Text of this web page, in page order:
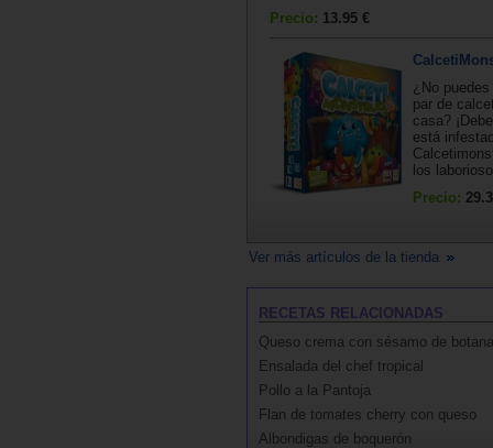
Precio: 13.95 €
¿No
par de
casa?
está
los
Precio:
Ver más artículos de la tienda
RECETAS RELACIONADAS
Queso crema con sésamo de botana
Ensalada del chef tropical
Pollo a la Pantoja
Flan de tomates cherry con queso
Albondigas de boquerón